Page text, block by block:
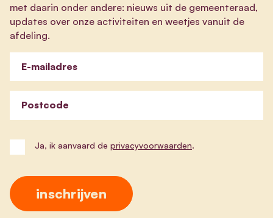
met daarin onder andere: nieuws uit de gemeenteraad,
updates over onze activiteiten en weetjes vanuit de
afdeling.
E-mailadres
Postcode
Ja, ik aanvaard de privacyvoorwaarden.